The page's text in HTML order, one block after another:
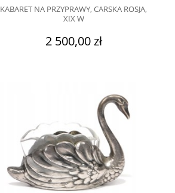
KABARET NA PRZYPRAWY, CARSKA ROSJA,
XIX W
2 500,00 zł